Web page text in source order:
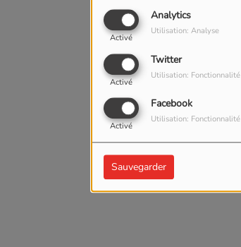
Analytics
Activé
Utilisation: Analyse
Twitter
Activé
Utilisation: Fonctionnalité
Facebook
Activé
Utilisation: Fonctionnalité
Sauvegarder